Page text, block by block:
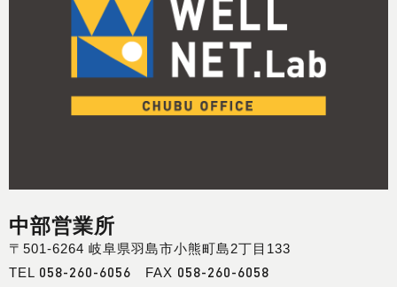
中部営業所
〒501-6264 岐阜県羽島市小熊町島2丁目133
TEL 058-260-6056 FAX 058-260-6058